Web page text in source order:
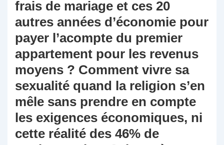
frais de mariage et ces 20
autres années d’économie pour
payer l’acompte du premier
appartement pour les revenus
moyens ? Comment vivre sa
sexualité quand la religion s’en
mêle sans prendre en compte
les exigences économiques, ni
cette réalité des 46% de